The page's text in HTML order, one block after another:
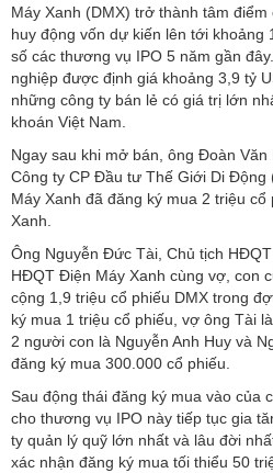
Máy Xanh (DMX) trở thành tâm
huy động vốn dự kiến lên tới khoảng
số các thương vụ IPO 5 năm gần
nghiệp được định giá khoảng 3,9 tỷ
những công ty bán lẻ có giá trị lớn
khoán Việt Nam.
Ngay sau khi mở bán, ông Đoàn
Công ty CP Đầu tư Thế Giới Di Động
Máy Xanh đã đăng ký mua 2 triệu
Xanh.
Ông Nguyễn Đức Tài, Chủ tịch
HĐQT Điện Máy Xanh cùng vợ, con
cộng 1,9 triệu cổ phiếu DMX trong
ký mua 1 triệu cổ phiếu, vợ ông Tài
2 người con là Nguyễn Anh Huy và
đăng ký mua 300.000 cổ phiếu.
Sau động thái đăng ký mua vào của
cho thương vụ IPO này tiếp tục gia
ty quản lý quỹ lớn nhất và lâu đời
xác nhận đăng ký mua tối thiểu 50